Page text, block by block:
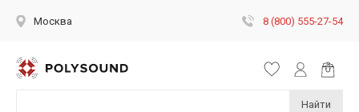
Москва 8 (800) 555-27-54
Найти